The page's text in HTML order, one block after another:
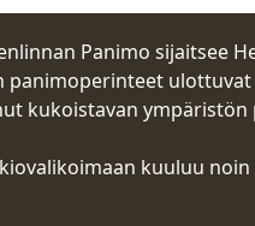
Panimo sijaitsee
panimoperinteet
kukoistavan
kuuluu